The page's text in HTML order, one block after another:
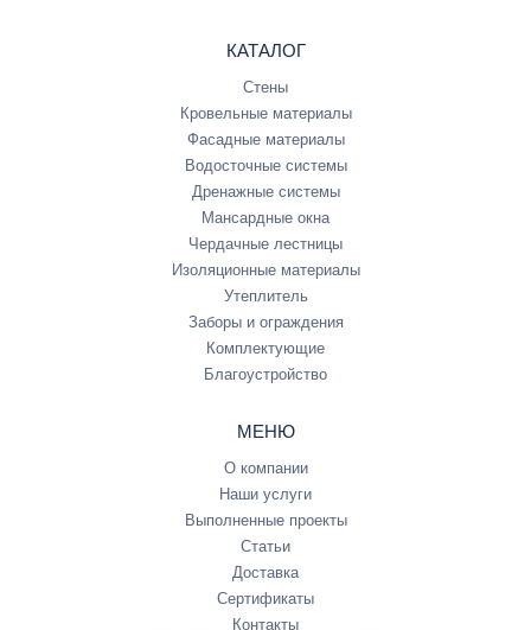
КАТАЛОГ
Стены
Кровельные материалы
Фасадные материалы
Водосточные системы
Дренажные системы
Мансардные окна
Чердачные лестницы
Изоляционные материалы
Утеплитель
Заборы и ограждения
Комплектующие
Благоустройство
МЕНЮ
О компании
Наши услуги
Выполненные проекты
Статьи
Доставка
Сертификаты
Контакты